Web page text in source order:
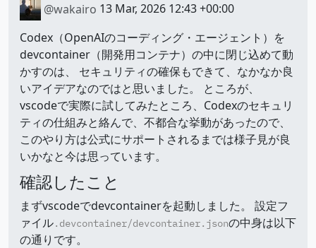
@wakairo 13 Mar, 2026 12:43 +00:00
Codex（OpenAIのコーディング・エージェント）を
devcontainer（開発用コンテナ）の中に閉じ込めて動
かすのは、 セキュリティの確保もできて、なかなか良
いアイデアなのではと思いました。 ところが、
vscodeで実際に試してみたところ、Codexのセキュリ
ティの仕組みと絡んで、不都合な挙動があったので、
このやり方は公式にサポートされるまでは様子見が良
いかなと今は思っています。
確認したこと
まずvscodeでdevcontainerを起動しました。 設定フ
ァイル.devcontainer/devcontainer.jsonの中身は以下
の通りです。